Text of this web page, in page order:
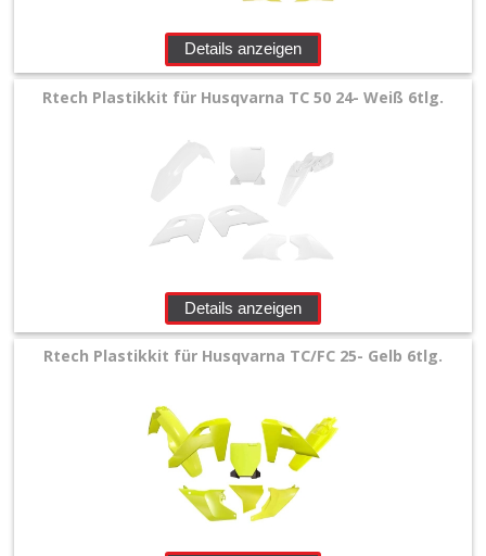
Details anzeigen
Rtech Plastikkit für Husqvarna TC 50 24- Weiß 6tlg.
Details anzeigen
Rtech Plastikkit für Husqvarna TC/FC 25- Gelb 6tlg.